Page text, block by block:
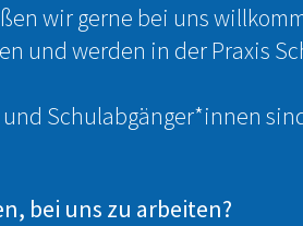
wir gerne bei uns
und werden in der Praxis
Schulabgänger*innen
bei uns zu arbeiten?